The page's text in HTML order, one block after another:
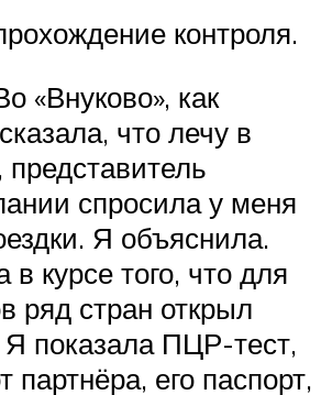
контроля.
«Внуково», как
что лечу в
спросила у меня
Я объяснила.
курсе того, что для
ряд стран открыл
показала ПЦР-тест,
партнёра, его паспорт,